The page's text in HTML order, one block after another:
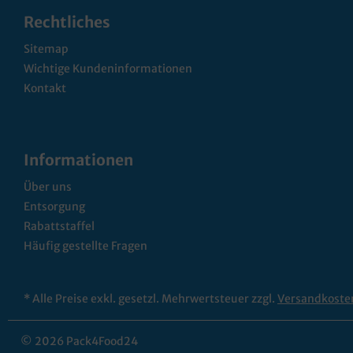
Rechtliches
Sitemap
Wichtige Kundeninformationen
Kontakt
Informationen
Über uns
Entsorgung
Rabattstaffel
Häufig gestellte Fragen
* Alle Preise exkl. gesetzl. Mehrwertsteuer zzgl.
© 2026 Pack4Food24